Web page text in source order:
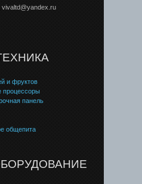
vivaltd@yandex.ru
и фруктов
процессоры
панель
общепита